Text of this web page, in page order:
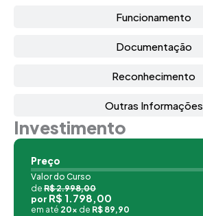
Funcionamento
Documentação
Reconhecimento
Outras Informações
Investimento
Preço
Valor do Curso
de R$ 2.998,00
por R$ 1.798,00
em até 20x de R$ 89,90